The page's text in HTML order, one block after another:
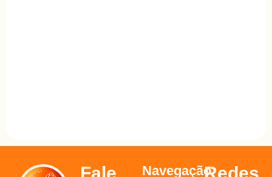
Fale NavegaçãoRedes